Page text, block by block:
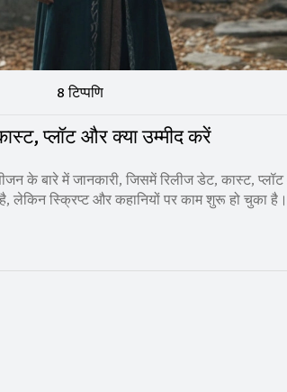
8 टिप्पणि
प्लॉट और क्या उम्मीद करें
बारे में जानकारी, जिसमें रिलीज डेट, कास्ट, प्लॉट
लेकिन स्क्रिप्ट और कहानियों पर काम शुरू हो चुका